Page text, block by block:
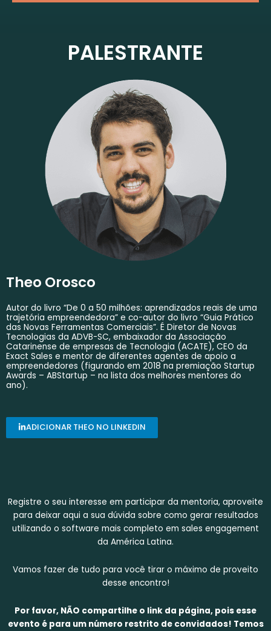
PALESTRANTE
Theo Orosco
Autor do livro “De 0 a 50 milhões: aprendizados reais de uma
trajetória empreendedora” e co-autor do livro “Guia Prático
das Novas Ferramentas Comerciais”. É Diretor de Novas
Tecnologias da ADVB-SC, embaixador da Associação
Catarinense de empresas de Tecnologia (ACATE), CEO da
Exact Sales e mentor de diferentes agentes de apoio a
empreendedores (figurando em 2018 na premiação Startup
Awards – ABStartup – na lista dos melhores mentores do
ano).
ADICIONAR THEO NO LINKEDIN
Registre o seu interesse em participar da mentoria, aproveite
para deixar aqui a sua dúvida sobre como gerar resultados
utilizando o software mais completo em sales engagement
da América Latina.
Vamos fazer de tudo para você tirar o máximo de proveito
desse encontro!
Por favor, NÃO compartilhe o link da página, pois esse
evento é para um número restrito de convidados! Temos